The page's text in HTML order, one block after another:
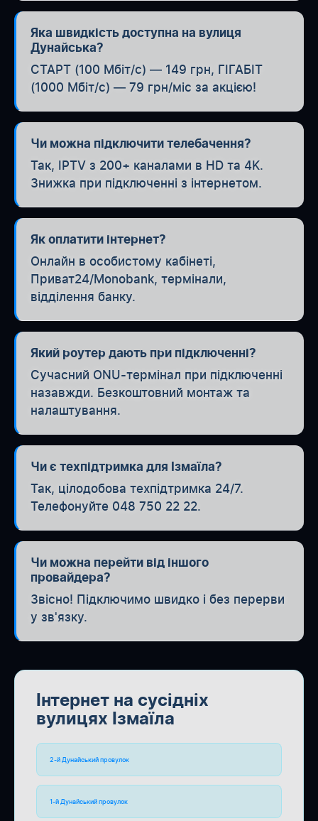
Яка швидкість доступна на вулиця
Дунайська?
СТАРТ (100 Мбіт/с) — 149 грн, ГІГАБІТ
(1000 Мбіт/с) — 79 грн/міс за акцією!
Чи можна підключити телебачення?
Так, IPTV з 200+ каналами в HD та 4K.
Знижка при підключенні з інтернетом.
Як оплатити інтернет?
Онлайн в особистому кабінеті,
Приват24/Monobank, термінали,
відділення банку.
Який роутер дають при підключенні?
Сучасний ONU-термінал при підключенні
назавжди. Безкоштовний монтаж та
налаштування.
Чи є техпідтримка для Ізмаїла?
Так, цілодобова техпідтримка 24/7.
Телефонуйте 048 750 22 22.
Чи можна перейти від іншого
провайдера?
Звісно! Підключимо швидко і без перерви
у зв'язку.
Інтернет на сусідніх
вулицях Ізмаїла
2-й Дунайський провулок
1-й Дунайський провулок